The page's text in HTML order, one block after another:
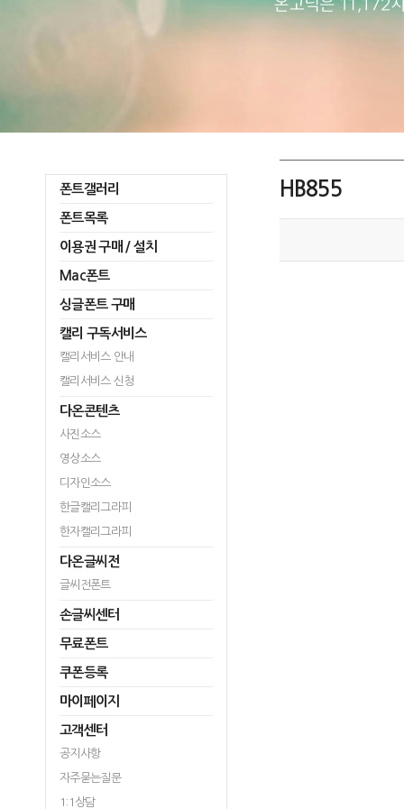
폰트갤러리
폰트목록
이용권 구매 / 설치
Mac폰트
싱글폰트 구매
캘리 구독서비스
캘리서비스 안내
캘리서비스 신청
다온콘텐츠
사진소스
영상소스
디자인소스
한글캘리그라피
한자캘리그라피
다온글씨전
글씨전폰트
손글씨센터
무료폰트
쿠폰등록
마이페이지
고객센터
공지사항
자주묻는질문
1:1상담
HB855